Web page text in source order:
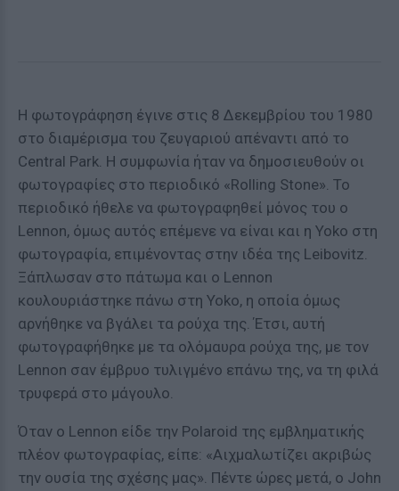
Η φωτογράφηση έγινε στις 8 Δεκεμβρίου του 1980
στο διαμέρισμα του ζευγαριού απέναντι από το
Central Park. H συμφωνία ήταν να δημοσιευθούν οι
φωτογραφίες στο περιοδικό «Rolling Stone». To
περιοδικό ήθελε να φωτογραφηθεί μόνος του ο
Lennon, όμως αυτός επέμενε να είναι και η Yoko στη
φωτογραφία, επιμένοντας στην ιδέα της Leibovitz.
Ξάπλωσαν στο πάτωμα και ο Lennon
κουλουριάστηκε πάνω στη Yoko, η οποία όμως
αρνήθηκε να βγάλει τα ρούχα της. Έτσι, αυτή
φωτογραφήθηκε με τα ολόμαυρα ρούχα της, με τον
Lennon σαν έμβρυο τυλιγμένο επάνω της, να τη φιλά
τρυφερά στο μάγουλο.
Όταν ο Lennon είδε την Polaroid της εμβληματικής
πλέον φωτογραφίας, είπε: «Αιχμαλωτίζει ακριβώς
την ουσία της σχέσης μας». Πέντε ώρες μετά, ο John